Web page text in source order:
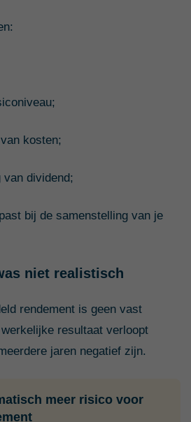
kosten;
van dividend;
bij de samenstelling van je
niet realistisch
rendement is geen vast
resultaat verloopt
jaren negatief zijn.
meer risico voor